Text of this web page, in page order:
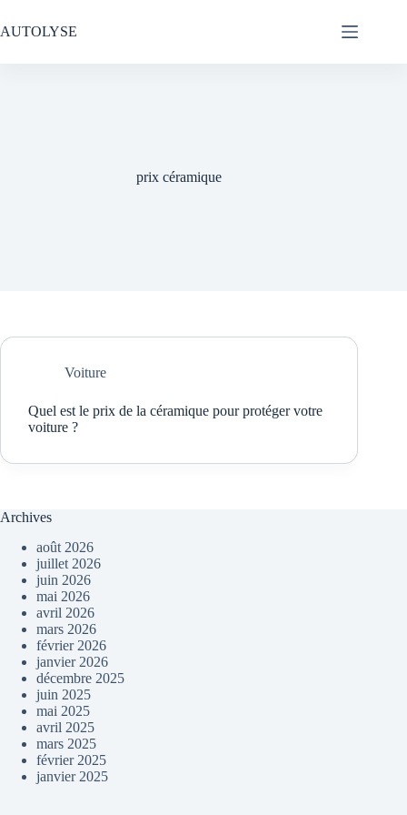
au
contenu
AUTOLYSE
prix céramique
Voiture
Quel est le prix de la céramique pour protéger votre
voiture ?
Archives
août 2026
juillet 2026
juin 2026
mai 2026
avril 2026
mars 2026
février 2026
janvier 2026
décembre 2025
juin 2025
mai 2025
avril 2025
mars 2025
février 2025
janvier 2025